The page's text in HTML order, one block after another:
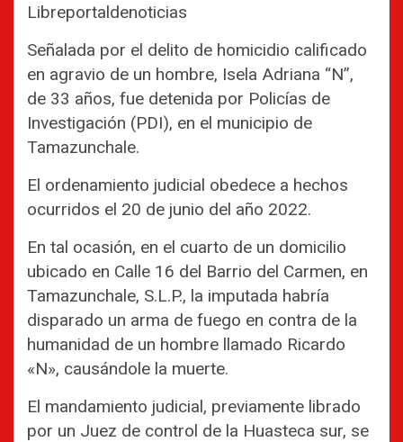
Libreportaldenoticias
Señalada por el delito de homicidio calificado
en agravio de un hombre, Isela Adriana “N”,
de 33 años, fue detenida por Policías de
Investigación (PDI), en el municipio de
Tamazunchale.
El ordenamiento judicial obedece a hechos
ocurridos el 20 de junio del año 2022.
En tal ocasión, en el cuarto de un domicilio
ubicado en Calle 16 del Barrio del Carmen, en
Tamazunchale, S.L.P., la imputada habría
disparado un arma de fuego en contra de la
humanidad de un hombre llamado Ricardo
«N», causándole la muerte.
El mandamiento judicial, previamente librado
por un Juez de control de la Huasteca sur, se